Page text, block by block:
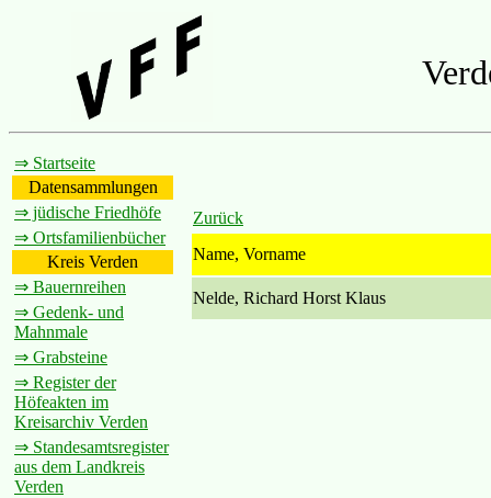
⇒ Startseite
Datensammlungen
⇒ jüdische Friedhöfe
⇒ Ortsfamilienbücher
Kreis Verden
⇒ Bauernreihen
⇒ Gedenk- und
Mahnmale
⇒ Grabsteine
⇒ Register der
Höfeakten im
Kreisarchiv Verden
⇒ Standesamtsregister
aus dem Landkreis
Verden
Zurück
Name, Vorname
Nelde, Richard Horst Klaus